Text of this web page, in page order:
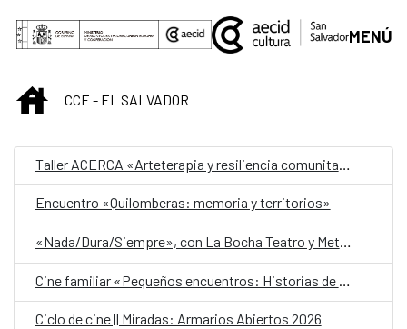
Saltar al contenido principal
MENÚ
INICIOCCE - EL SALVADOR
Encuentro «Quilomberas: memoria y territorios»
«Nada/Dura/Siempre», con La Bocha Teatro y Metafórica
Ciclo de cine || Miradas: Armarios Abiertos 2026